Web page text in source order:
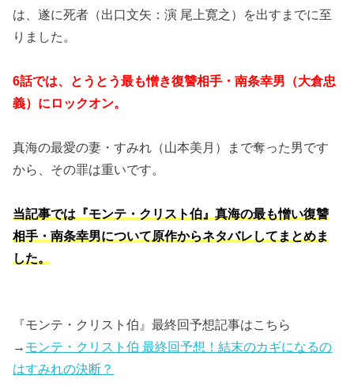
は、遂に死者（出口文矢：演 尾上寛之）を出すまでに至
りました。
6話では、とうとう最も憎き復讐相手・南条幸男（大倉忠
義）にロックオン。
真海の最愛の妻・すみれ（山本美月）まで奪った男です
から、その罪は重いです。
当記事では『モンテ・クリスト伯』真海の最も憎い復讐
相手・南条幸男について原作からネタバレしてまとめま
した。
『モンテ・クリスト伯』最終回予想記事はこちら
→ モンテ・クリスト伯 最終回予想！結末のカギになるの
はすみれの決断？